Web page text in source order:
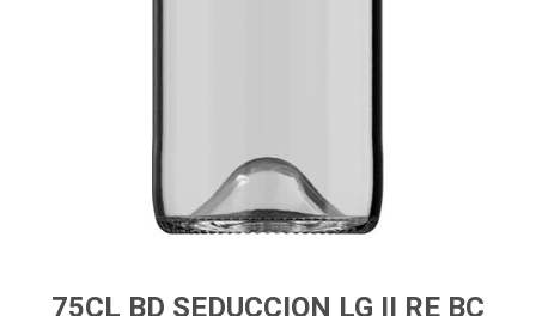
75CL BD SEDUCCION LG II RE BC